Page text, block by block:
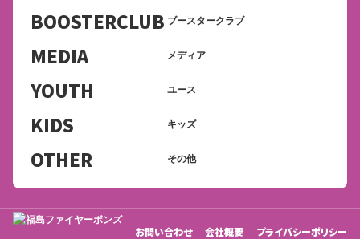
BOOSTERCLUB ブースタークラブ
MEDIA メディア
YOUTH ユース
KIDS キッズ
OTHER その他
お問い合わせ 会社概要
プライバシーポリシー